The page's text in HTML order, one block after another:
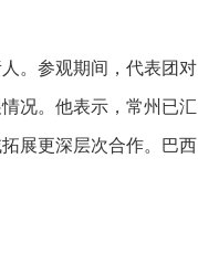
。参观期间，代表团对
况。他表示，常州已汇
展更深层次合作。巴西